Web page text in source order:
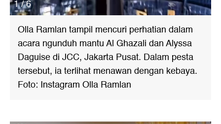
1 / 6
Olla Ramlan tampil mencuri perhatian dalam
acara ngunduh mantu Al Ghazali dan Alyssa
Daguise di JCC, Jakarta Pusat. Dalam pesta
tersebut, ia terlihat menawan dengan kebaya.
Foto: Instagram Olla Ramlan